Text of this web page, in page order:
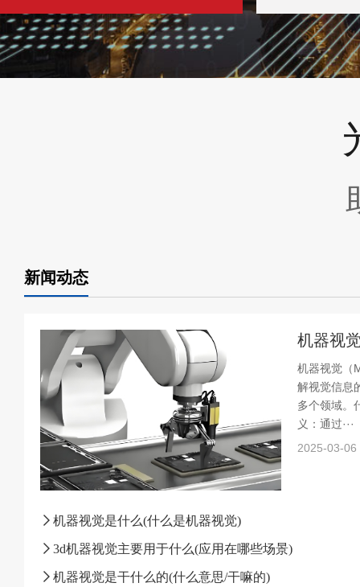
新闻动态
机器视
机器视觉（
解视觉信息
多个领域。
义：通过···
2025-03-06
机器视觉是什么(什么是机器视觉)
3d机器视觉主要用于什么(应用在哪些场景)
机器视觉是干什么的(什么意思/干嘛的)